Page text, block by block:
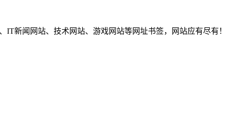
新闻网站、技术网站、游戏网站等网址书签，网站应有尽有！